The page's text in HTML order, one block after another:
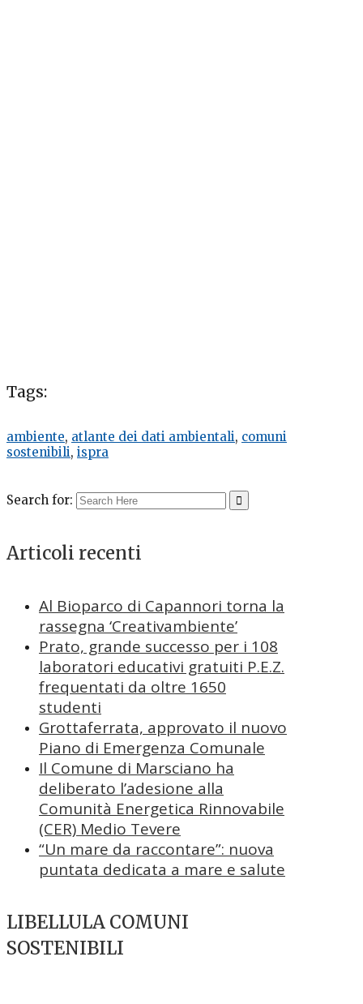
Tags:
ambiente, atlante dei dati ambientali, comuni
sostenibili, ispra
Search for:
Articoli recenti
Al Bioparco di Capannori torna la
rassegna ‘Creativambiente’
Prato, grande successo per i 108
laboratori educativi gratuiti P.E.Z.
frequentati da oltre 1650
studenti
Grottaferrata, approvato il nuovo
Piano di Emergenza Comunale
Il Comune di Marsciano ha
deliberato l’adesione alla
Comunità Energetica Rinnovabile
(CER) Medio Tevere
“Un mare da raccontare”: nuova
puntata dedicata a mare e salute
LIBELLULA COMUNI
SOSTENIBILI